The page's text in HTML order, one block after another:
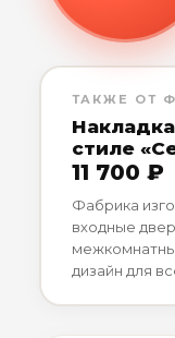
ТАКЖЕ ОТ
стиле
11 700 ₽
Фабрика
входные
дизайн для